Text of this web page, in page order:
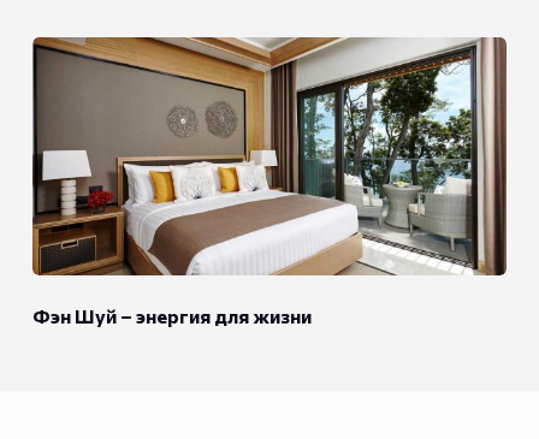
Фэн Шуй – энергия для жизни